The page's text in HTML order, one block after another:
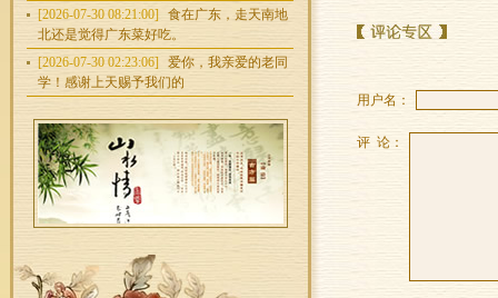
[2026-07-30 08:21:00]
食在广东，走天南地
北还是觉得广东菜好吃。
[2026-07-30 02:23:06]
爱你，我亲爱的老同
学！感谢上天赐予我们的
用户名：
评 论：